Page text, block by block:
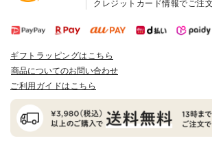
クレジットカード情報でご注
ギフトラッピングはこちら
商品についてのお問い合わせ
ご利用ガイドはこちら